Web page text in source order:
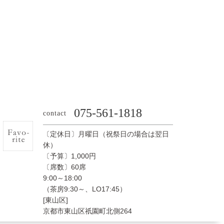
contact 075-561-1818
〔定休日〕月曜日（祝祭日の場合は翌日
休）
〔予算〕1,000円
〔席数〕60席
9:00～18:00
（茶房9:30～、LO17:45）
[東山区]
京都市東山区祇園町北側264